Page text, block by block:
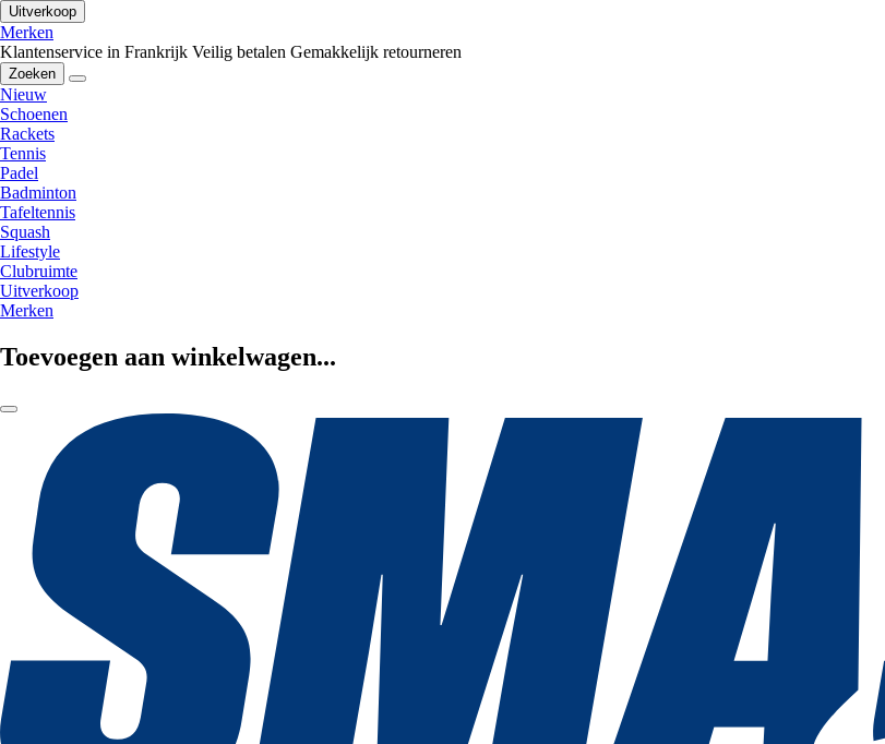
Uitverkoop
Merken
Klantenservice in Frankrijk Veilig betalen Gemakkelijk retourneren
Zoeken
Nieuw
Schoenen
Rackets
Tennis
Padel
Badminton
Tafeltennis
Squash
Lifestyle
Clubruimte
Uitverkoop
Merken
Toevoegen aan winkelwagen...